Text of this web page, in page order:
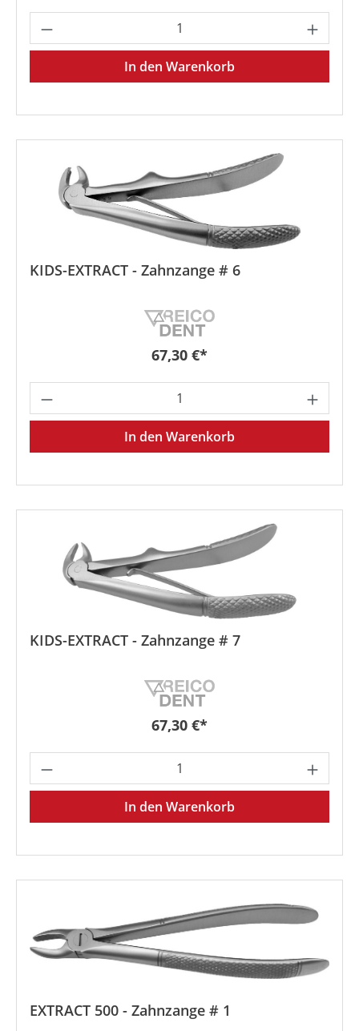
Produkt Anzahl: Gib den
In den Warenkorb
KIDS-EXTRACT - Zahnzange # 6
Regulärer Preis:
67,30 €*
Produkt Anzahl: Gib den
In den Warenkorb
KIDS-EXTRACT - Zahnzange # 7
Regulärer Preis:
67,30 €*
Produkt Anzahl: Gib den
In den Warenkorb
EXTRACT 500 - Zahnzange # 1